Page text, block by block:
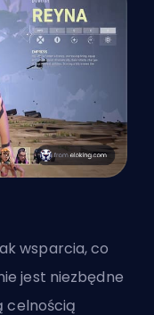
wsparcia, co
jest niezbędne
celnością